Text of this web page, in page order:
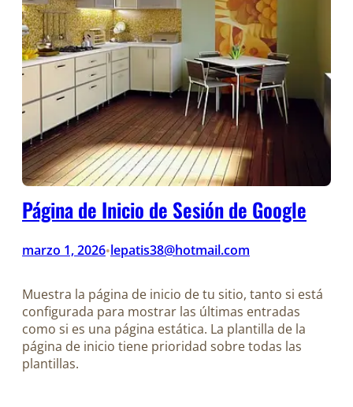
Página de Inicio de Sesión de Google
marzo 1, 2026•lepatis38@hotmail.com
Muestra la página de inicio de tu sitio, tanto si está
configurada para mostrar las últimas entradas
como si es una página estática. La plantilla de la
página de inicio tiene prioridad sobre todas las
plantillas.